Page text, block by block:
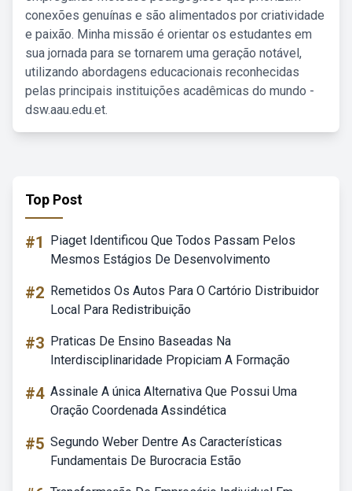
conexões genuínas e são alimentados por criatividade
e paixão. Minha missão é orientar os estudantes em
sua jornada para se tornarem uma geração notável,
utilizando abordagens educacionais reconhecidas
pelas principais instituições acadêmicas do mundo -
dsw.aau.edu.et.
Top Post
#1
Piaget Identificou Que Todos Passam Pelos
Mesmos Estágios De Desenvolvimento
#2 Remetidos Os Autos Para O Cartório Distribuidor
Local Para Redistribuição
#3 Praticas De Ensino Baseadas Na
Interdisciplinaridade Propiciam A Formação
#4 Assinale A única Alternativa Que Possui Uma
Oração Coordenada Assindética
#5 Segundo Weber Dentre As Características
Fundamentais De Burocracia Estão